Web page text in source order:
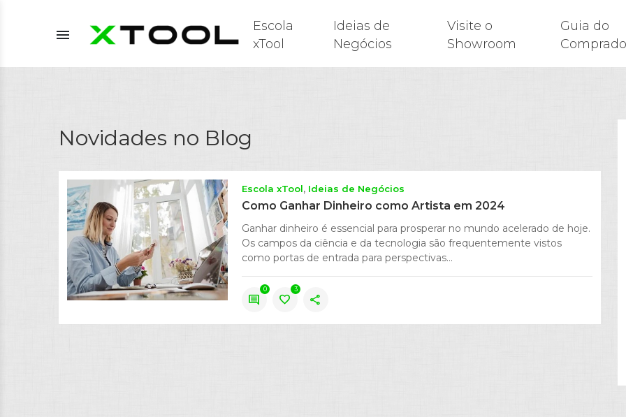
menu
Escola
xTool
Ideias de
Negócios
Visite o
Showroom
Guia do
Novidades no Blog
Escola xTool Ideias de Negócios
Como Ganhar Dinheiro como Artista em 2024
Ganhar dinheiro é essencial para prosperar no mundo acelerado de hoje.
Os campos da ciência e da tecnologia são frequentemente vistos
como portas de entrada para perspectivas...
comment
0
favorite
3
share